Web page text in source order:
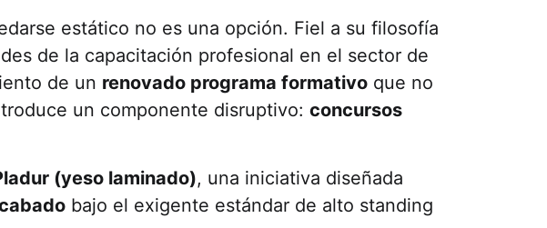
estático no es una opción. Fiel a su filosofía
de la capacitación profesional en el sector de
de un renovado programa formativo que no
un componente disruptivo: concursos
(yeso laminado), una iniciativa diseñada
bajo el exigente estándar de alto standing